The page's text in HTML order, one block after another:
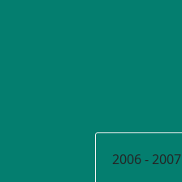
2006 - 2007